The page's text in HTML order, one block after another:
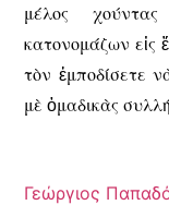
μέλος
κατονομάζων εἰς
τὸν ἐμποδίσετε
μὲ ὁμαδικὰς
Γεώργιος